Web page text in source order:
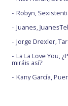
Robyn,
Juanes,
Jorge Drexler,
La La Love You,
miráis así?
Kany García,